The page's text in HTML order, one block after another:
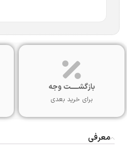
بازگشـــــت وجه
برای خرید بعدی
معرفی